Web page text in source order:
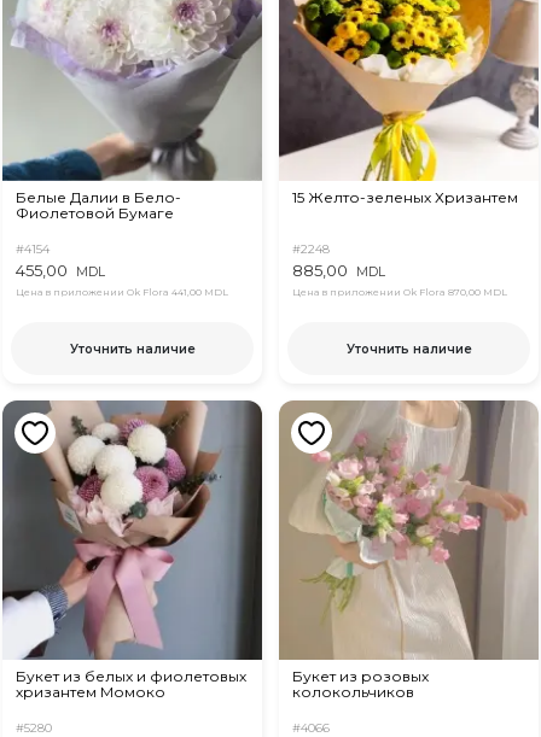
Белые Далии в Бело-
Фиолетовой Бумаге
#4154
455,00 MDL
Цена в приложении Ok Flora 441,00 MDL
Уточнить наличие
15 Желто-зеленых Хризантем
#2248
885,00 MDL
Цена в приложении Ok Flora 870,00 MDL
Уточнить наличие
Букет из белых и фиолетовых
хризантем Момоко
#5280
Букет из розовых
колокольчиков
#4066